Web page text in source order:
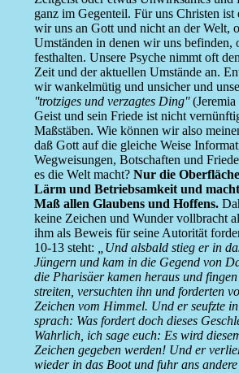
ganz im Gegenteil. Für uns Christen ist
wir uns an Gott und nicht an der Welt,
Umständen in denen wir uns befinden,
festhalten. Unsere Psyche nimmt oft
Zeit und der aktuellen Umstände an.
wir wankelmütig und unsicher und
''trotziges und verzagtes Ding''(Jeremia
Geist und sein Friede ist nicht
Maßstäben. Wie können wir also
daß Gott auf die gleiche Weise
Wegweisungen, Botschaften und
es die Welt macht? Nur die
Lärm und Betriebsamkeit und
Maß allen Glaubens und Hoffens.
keine Zeichen und Wunder vollbracht
ihm als Beweis für seine Autorität
10-13 steht:
„Und alsbald stieg er in
Jüngern und kam in die Gegend von
die Pharisäer kamen heraus und
streiten, versuchten ihn und forderten
Zeichen vom Himmel. Und er seufzte
sprach: Was fordert doch dieses
Wahrlich, ich sage euch: Es wird
Zeichen gegeben werden! Und er
wieder in das Boot und fuhr ans